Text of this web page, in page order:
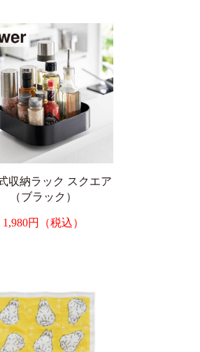
収納ラック スクエア
（ブラック）
1,980円（税込）